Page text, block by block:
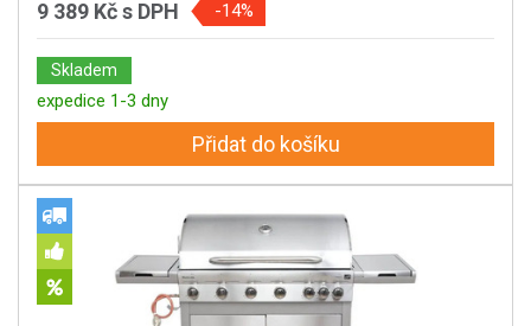
9 389 Kčs DPH -14%
Skladem
expedice 1-3 dny
Přidat do košíku